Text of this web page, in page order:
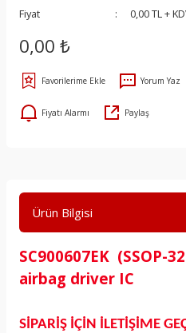
Fiyat
0,00 TL +
0,00 ₺
Yorum Yaz
Fiyatı Alarmı Paylaş
Ürün Bilgisi
SC900607EK (SSOP-
airbag driver IC
SİPARİŞ İÇİN İLETİŞİME